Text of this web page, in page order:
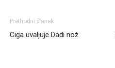
Prethodni članak
Ciga uvaljuje Dadi nož